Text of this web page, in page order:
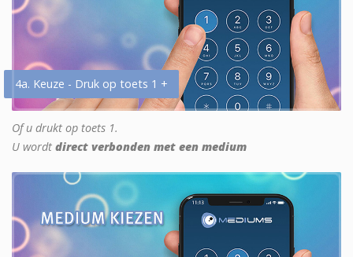
4a. Keuze - Druk op toets 1 +
Of u drukt op toets 1.
U wordt direct verbonden met een medium